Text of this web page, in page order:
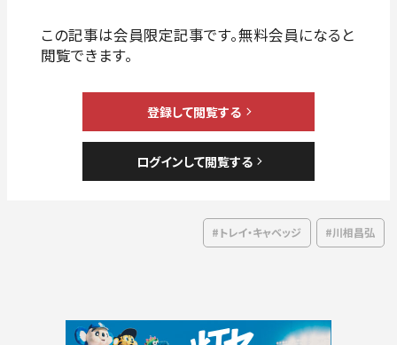
#トレイ・キャベッジ #川相昌弘